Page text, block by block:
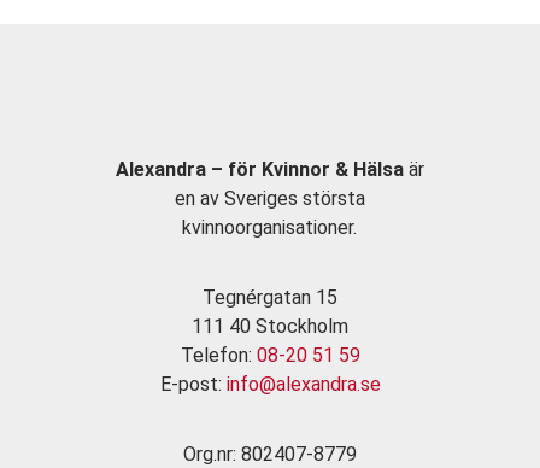
Alexandra – för Kvinnor & Hälsaär
en av Sveriges största
kvinnoorganisationer.
Tegnérgatan 15
111 40 Stockholm
Telefon: 08-20 51 59
E-post: info@alexandra.se
Org.nr: 802407-8779